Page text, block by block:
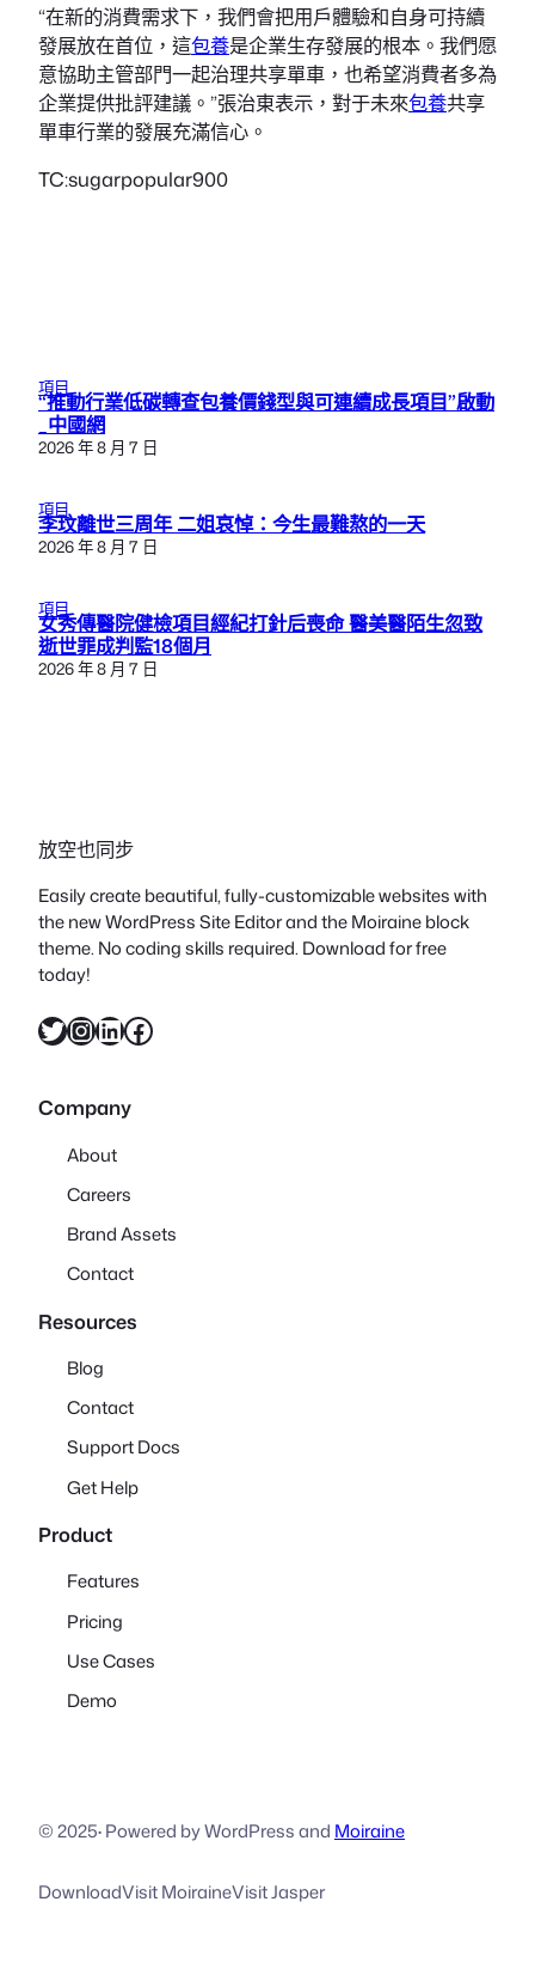
“在新的消費需求下，我們會把用戶體驗和自身可持續
發展放在首位，這包養是企業生存發展的根本。我們愿
意協助主管部門一起治理共享單車，也希望消費者多為
企業提供批評建議。”張治東表示，對于未來包養共享
單車行業的發展充滿信心。
TC:sugarpopular900
項目
“推動行業低碳轉查包養價錢型與可連續成長項目”啟動
_中國網
2026 年 8 月 7 日
項目
李玟離世三周年 二姐哀悼：今生最難熬的一天
2026 年 8 月 7 日
項目
女秀傳醫院健檢項目經紀打針后喪命 醫美醫陌生忽致
逝世罪成判監18個月
2026 年 8 月 7 日
放空也同步
Easily create beautiful, fully-customizable websites with
the new WordPress Site Editor and the Moiraine block
theme. No coding skills required. Download for free
today!
X InstagramLinkedIn Facebook
Company
About
Careers
Brand Assets
Contact
Resources
Blog
Contact
Support Docs
Get Help
Product
Features
Pricing
Use Cases
Demo
© 2025·Powered by WordPress and Moiraine
DownloadVisit MoiraineVisit Jasper